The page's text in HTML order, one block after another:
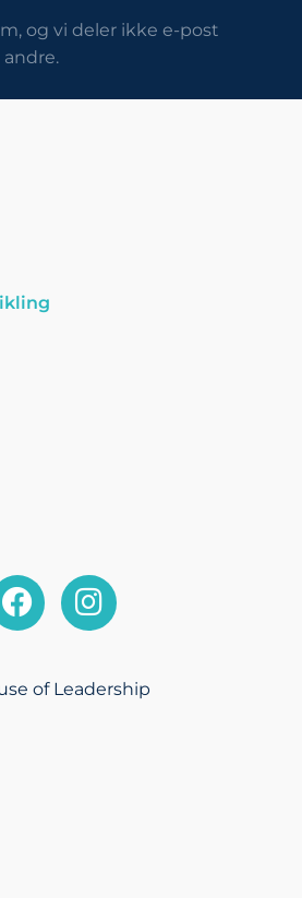
og vi deler ikke e-post
F
a
e
I
n
t
of Leadership